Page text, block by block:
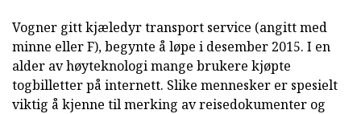
Vogner gitt kjæledyr transport service (angitt med
minne eller F), begynte å løpe i desember 2015. I en
alder av høyteknologi mange brukere kjøpte
togbilletter på internett. Slike mennesker er spesielt
viktig å kjenne til merking av reisedokumenter og